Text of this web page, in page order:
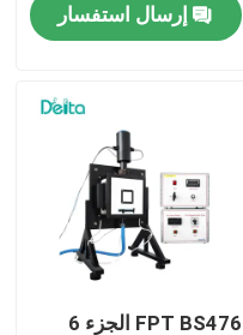
إرسال استفسار
FPT BS476 الجزء 6